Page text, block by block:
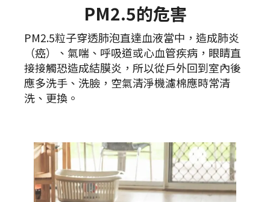
PM2.5的危害
PM2.5粒子穿透肺泡直達血液當中，造成肺炎
（癌）、氣喘、呼吸道或心血管疾病，眼睛直
接接觸恐造成結膜炎，所以從戶外回到室內後
應多洗手、洗臉，空氣清淨機濾棉應時常清
洗、更換。